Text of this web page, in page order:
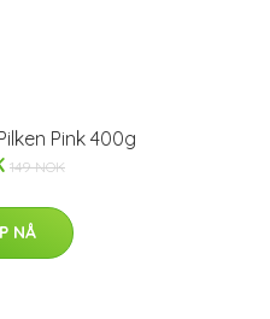
Pink 400g
149 NOK
NÅ